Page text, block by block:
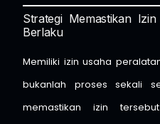
Strategi Memastikan
Berlaku
Memiliki izin usaha
bukanlah proses sekali
memastikan izin